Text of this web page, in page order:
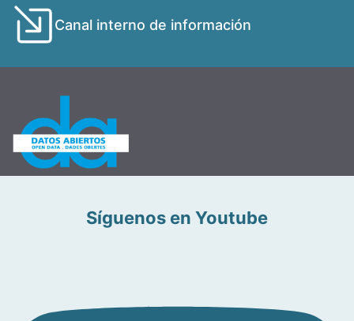
Canal interno de información
Síguenos en Youtube